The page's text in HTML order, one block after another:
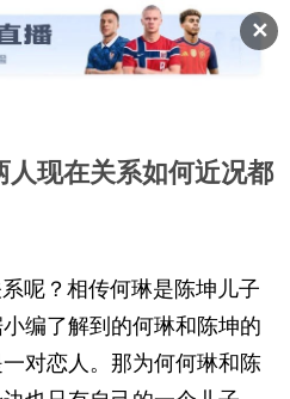
✕
现在关系如何近况都
呢？相传何琳是陈坤儿子
编了解到的何琳和陈坤的
对恋人。那为何何琳和陈